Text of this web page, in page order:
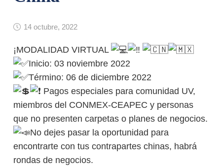
14 octubre, 2022
¡MODALIDAD VIRTUAL
Inicio: 03 noviembre 2022
Término: 06 de diciembre 2022
Pagos especiales para comunidad UV,
miembros del CONMEX-CEAPEC y personas
que no presenten carpetas o planes de negocios.
No dejes pasar la oportunidad para
encontrarte con tus contrapartes chinas, habrá
rondas de negocios.